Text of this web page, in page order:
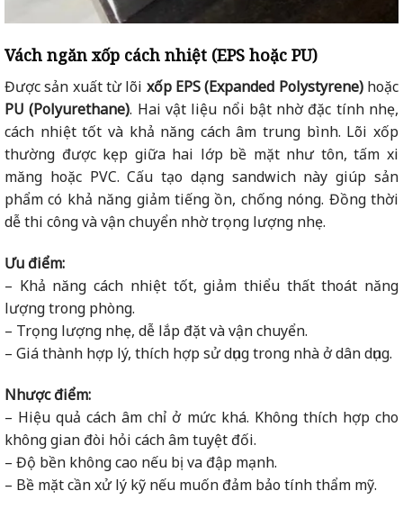
Vách ngăn xốp cách nhiệt (EPS hoặc PU)
Được sản xuất từ lõi xốp EPS (Expanded Polystyrene)hoặc
PU (Polyurethane). Hai vật liệu nổi bật nhờ đặc tính nhẹ,
cách nhiệt tốt và khả năng cách âm trung bình. Lõi xốp
thường được kẹp giữa hai lớp bề mặt như tôn, tấm xi
măng hoặc PVC. Cấu tạo dạng sandwich này giúp sản
phẩm có khả năng giảm tiếng ồn, chống nóng. Đồng thời
dễ thi công và vận chuyển nhờ trọng lượng nhẹ.
Ưu điểm:
– Khả năng cách nhiệt tốt, giảm thiểu thất thoát năng
lượng trong phòng.
– Trọng lượng nhẹ, dễ lắp đặt và vận chuyển.
– Giá thành hợp lý, thích hợp sử dụng trong nhà ở dân dụng.
Nhược điểm:
– Hiệu quả cách âm chỉ ở mức khá. Không thích hợp cho
không gian đòi hỏi cách âm tuyệt đối.
– Độ bền không cao nếu bị va đập mạnh.
– Bề mặt cần xử lý kỹ nếu muốn đảm bảo tính thẩm mỹ.